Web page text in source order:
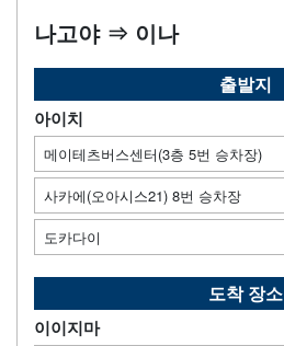
나고야 ⇒ 이나
출발지
아이치
메이테츠버스센터(3층 5번 승차장)
사카에(오아시스21) 8번 승차장
도카다이
도착 장소
이이지마